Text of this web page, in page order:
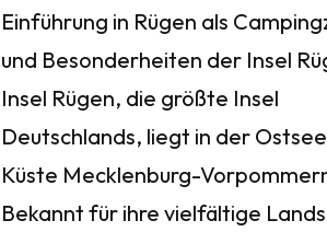
Einführung in Rügen als
und Besonderheiten der Insel
Insel Rügen, die größte Insel
Deutschlands, liegt in der
Küste Mecklenburg-
Bekannt für ihre vielfältige